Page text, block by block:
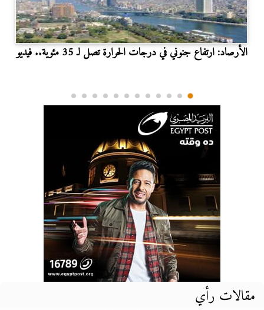
الأرصاد: ارتفاع جنوني في درجات الحرارة تصل لـ 35 مئوية.. فيديو
مقالات رأي